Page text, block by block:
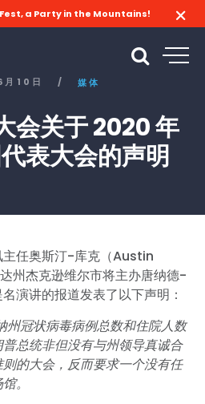
a Party in the Mountains!
10日 / 媒体
会关于 2020 年
表大会的声明
主任奥斯汀-库克（Austin
州杰克逊维尔市将主办唐纳德-
演讲的报道发表了以下声明：
州冠状病毒病例总数和住院人数
总统非但没有与州领导真诚合
的大会，反而要求一个没有任
。